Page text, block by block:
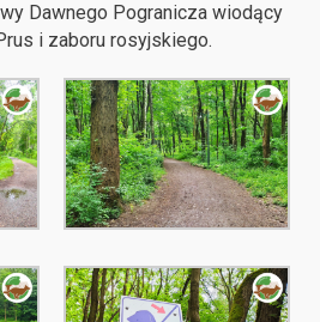
Dawnego Pogranicza wiodący
i zaboru rosyjskiego.